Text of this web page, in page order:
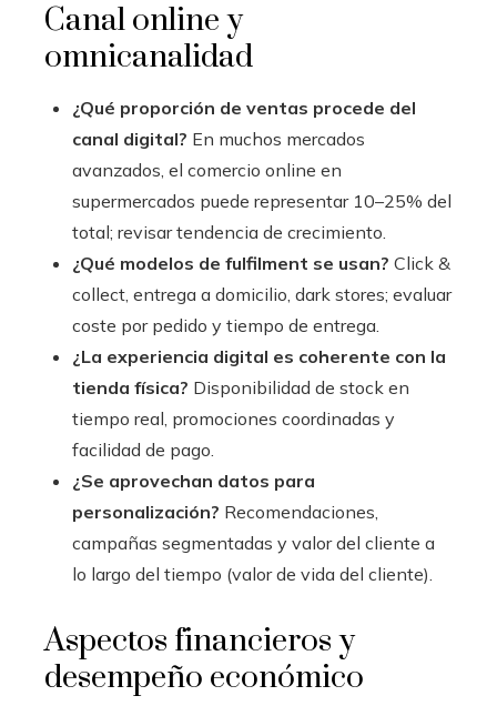
Canal online y
omnicanalidad
¿Qué proporción de ventas procede del
canal digital? En muchos mercados
avanzados, el comercio online en
supermercados puede representar 10–25% del
total; revisar tendencia de crecimiento.
¿Qué modelos de fulfilment se usan? Click &
collect, entrega a domicilio, dark stores; evaluar
coste por pedido y tiempo de entrega.
¿La experiencia digital es coherente con la
tienda física? Disponibilidad de stock en
tiempo real, promociones coordinadas y
facilidad de pago.
¿Se aprovechan datos para
personalización? Recomendaciones,
campañas segmentadas y valor del cliente a
lo largo del tiempo (valor de vida del cliente).
Aspectos financieros y
desempeño económico